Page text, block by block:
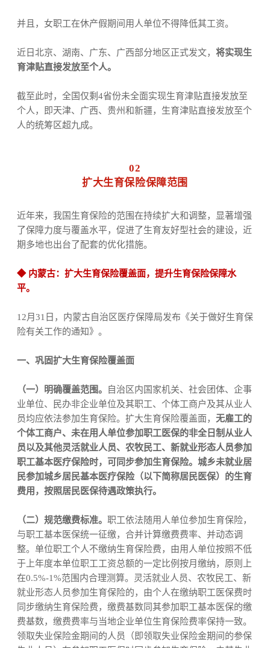
并且，女职工在休产假期间用人单位不得降低其工资。
近日北京、 湖南、广东、 广西部分地区 正式发文， 将实现生
育津贴直接发放至个人。
截至此时， 全国仅剩4省份未全面实现生育津贴直接发放至
个人，即天津、广西、贵州和新疆， 生育津贴直接发放至个
人的统筹区超九成。
02
扩大生育保险保障范围
近年来，我国生育保险的范围在持续扩大和调整，显著增强
了保障力度与覆盖水平，促进了生育友好型社会的建设， 近
期多地也出台了配套的优化措施。
◆ 内蒙古： 扩大生育保险覆盖面， 提升生育保险保障水
平。
12月 31 日，内蒙古自治区医疗保障局发布《关于做好生育保
险有关工作的通知》。
一、巩固扩大生育保险覆盖面
（一） 明确覆盖范围。
自治区内国家机关、社会团体、企事
业单位、民办非企业单位及其职工、个体工商户及其从业人
员均应依法参加生育保险。扩大生育保险覆盖面， 无雇工的
个体工商户、未在用人单位参加职工医保的非全日制从业人
员以及其他灵活就业人员、农牧民工、新就业形态人员参加
职工基本医疗保险时，可同步参加生育保险。城乡未就业居
民参加城乡居民基本医疗保险（以下简称居民医保）的生育
费用，按照居民医保待遇政策执行。
（二）规范缴费标准。 职工依法随用人单位参加生育保险，
与职工基本医保统一征缴，合并计算缴费费率、并动态调
整。单位职工个人不缴纳生育保险费，由用人单位按照不低
于上年度本单位职工工资总额的一定比例按月缴纳，原则上
在0.5%-1%范围内合理测算。灵活就业人员、农牧民工、新
就业形态人员参加生育保险的，由个人在缴纳职工医保费时
同步缴纳生育保险费，缴费基数同其参加职工基本医保的缴
费基数，缴费费率与当地企业单位生育保险费率保持一致。
领取失业保险金期间的人员（即领取失业保险金期间的参保